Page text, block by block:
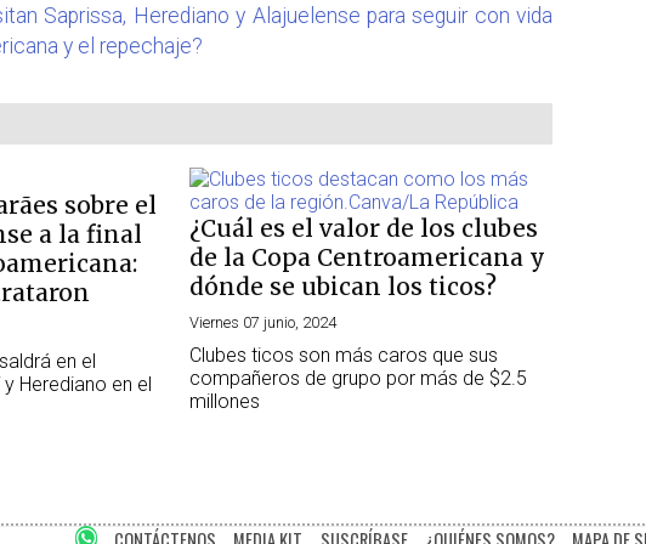
Saprissa, Herediano y Alajuelense para seguir con vida
y el repechaje?
sobre el
a la final
en el
Herediano en el
¿Cuál es el valor de los clubes
de la Copa Centroamericana y
dónde se ubican los ticos?
Viernes 07 junio, 2024
Clubes ticos son más caros que sus
compañeros de grupo por más de $2.5
millones